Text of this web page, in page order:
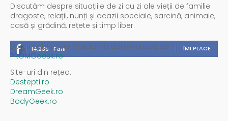
Discutăm despre situațiile de zi cu zi ale vieții de familie:
dragoste, relații, nunți și ocazii speciale, sarcină, animale,
casă și grădină, rețete și timp liber.
14,235 Fani ÎMI PLACE
Spații publicitare / reclamă administrată de
PROMOdesk.ro
Site-uri din rețea:
Destepti.ro
DreamGeek.ro
BodyGeek.ro